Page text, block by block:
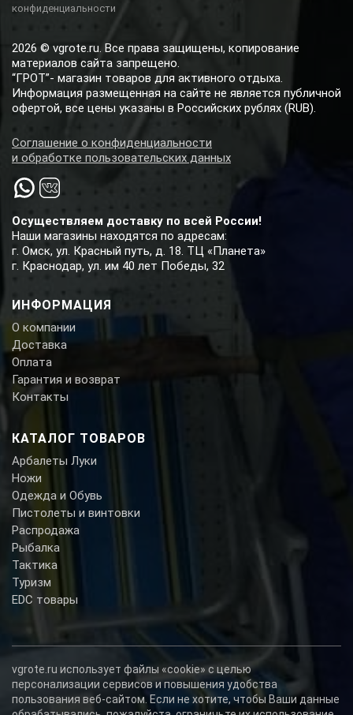
Осуществляем доставку по всей России!
Наши магазины находятся по адресам:
г. Омск, ул. Красный путь, д. 18. ТЦ «Планета»
г. Краснодар, ул. им 40 лет Победы, 32
ИНФОРМАЦИЯ
О компании
Доставка
Оплата
Гарантия и возврат
Контакты
КАТАЛОГ ТОВАРОВ
Арбалеты Луки
Ножи
Одежда и Обувь
Пистолеты и винтовки
Распродажа
Рыбалка
Тактика
Туризм
EDC товары
конфиденциальности
2026 © vgrote.ru. Все права защищены, копирование
материалов сайта запрещено.
“ГРОТ”- магазин товаров для активного отдыха.
Информация размещенная на сайте не является публичной
офертой, все цены указаны в Российских рублях (RUB).
Соглашение о конфиденциальности
и обработке пользовательских данных
vgrote.ru использует файлы «cookie» с целью
персонализации сервисов и повышения удобства
пользования веб-сайтом. Если не хотите, чтобы Ваши данные